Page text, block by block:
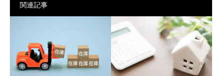
関連記事